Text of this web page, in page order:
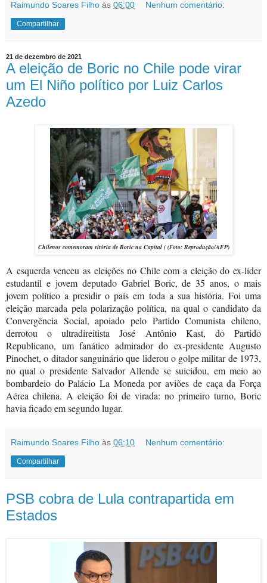
Raimundo Soares Filho às 06:00 Nenhum comentário:
Compartilhar
21 de dezembro de 2021
A eleição de Boric no Chile pode virar
um El Niño político por Luiz Carlos
Azedo
Chilenos comemoram vitória de Boric na Capital ((Foto: Reprodução/AFP)
A esquerda venceu as eleições no Chile com a eleição do ex-líder
estudantil e jovem deputado Gabriel Boric, de 35 anos, o mais
jovem político a presidir o país em toda a sua história. Foi uma
eleição marcada pela polarização política, na qual o candidato da
Convergência Social, apoiado pelo Partido Comunista chileno,
derrotou o ultradireitista José Antônio Kast, do Partido
Republicano, um fanático admirador do ex-presidente Augusto
Pinochet, o ditador sanguinário que liderou o golpe militar de 1973,
no qual o presidente Salvador Allende se suicidou, em meio ao
bombardeio do Palácio La Moneda por aviões de caça da Força
Aérea chilena. A eleição foi de virada: no primeiro turno, Boric
havia ficado em segundo lugar.
Raimundo Soares Filho às 06:10 Nenhum comentário:
Compartilhar
PSB cobra de Lula contrapartida em
Estados